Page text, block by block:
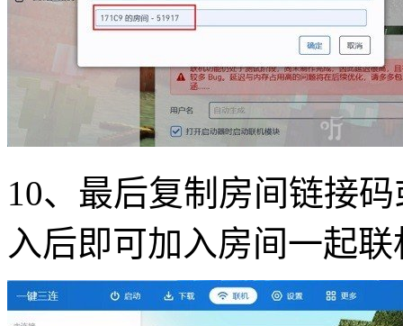
10、最后复制房间链接
入后即可加入房间一起联